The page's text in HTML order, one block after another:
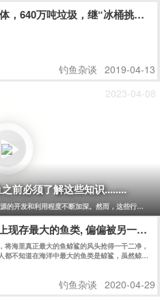
，640万吨垃圾，继“冰桶挑战”
钓鱼杂谈 2019-04-13
2023-04-08
前必须了解这些知识........
的开发和利用程度不断加深。然而，这些行为也
现存最大的鱼类, 偏偏被另一种
将海里真正最大的鱼鲸鲨的风头抢得一干二净，
都不知道在海洋中最大的鱼类是鲸鲨，虽然鲸鲨
钓鱼杂谈 2020-04-29